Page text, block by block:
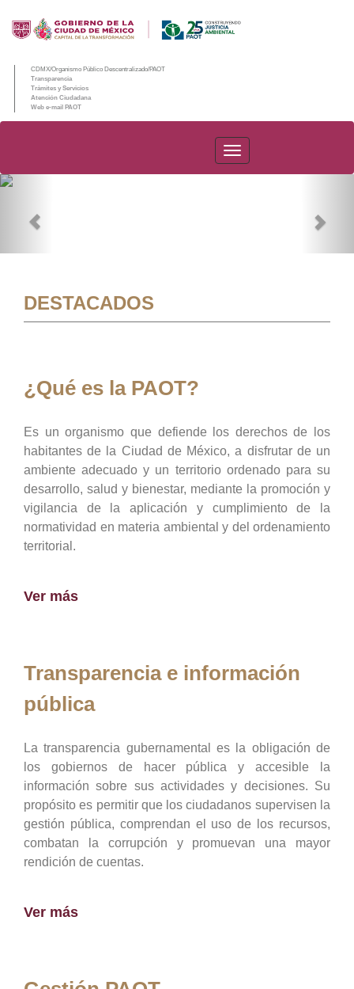
CDMX/Organismo Público Descentralizado/PAOT
Transparencia
Trámites y Servicios
Atención Ciudadana
Web e-mail PAOT
PAOT
DESTACADOS
¿Qué es la PAOT?
Es un organismo que defiende los derechos de los
habitantes de la Ciudad de México, a disfrutar de un
ambiente adecuado y un territorio ordenado para su
desarrollo, salud y bienestar, mediante la promoción y
vigilancia de la aplicación y cumplimiento de la
normatividad en materia ambiental y del ordenamiento
territorial.
Ver más
Transparencia e información
pública
La transparencia gubernamental es la obligación de
los gobiernos de hacer pública y accesible la
información sobre sus actividades y decisiones. Su
propósito es permitir que los ciudadanos supervisen la
gestión pública, comprendan el uso de los recursos,
combatan la corrupción y promuevan una mayor
rendición de cuentas.
Ver más